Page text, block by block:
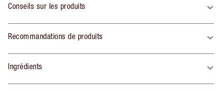
Conseils sur les produits
Recommandations de produits
Ingrédients